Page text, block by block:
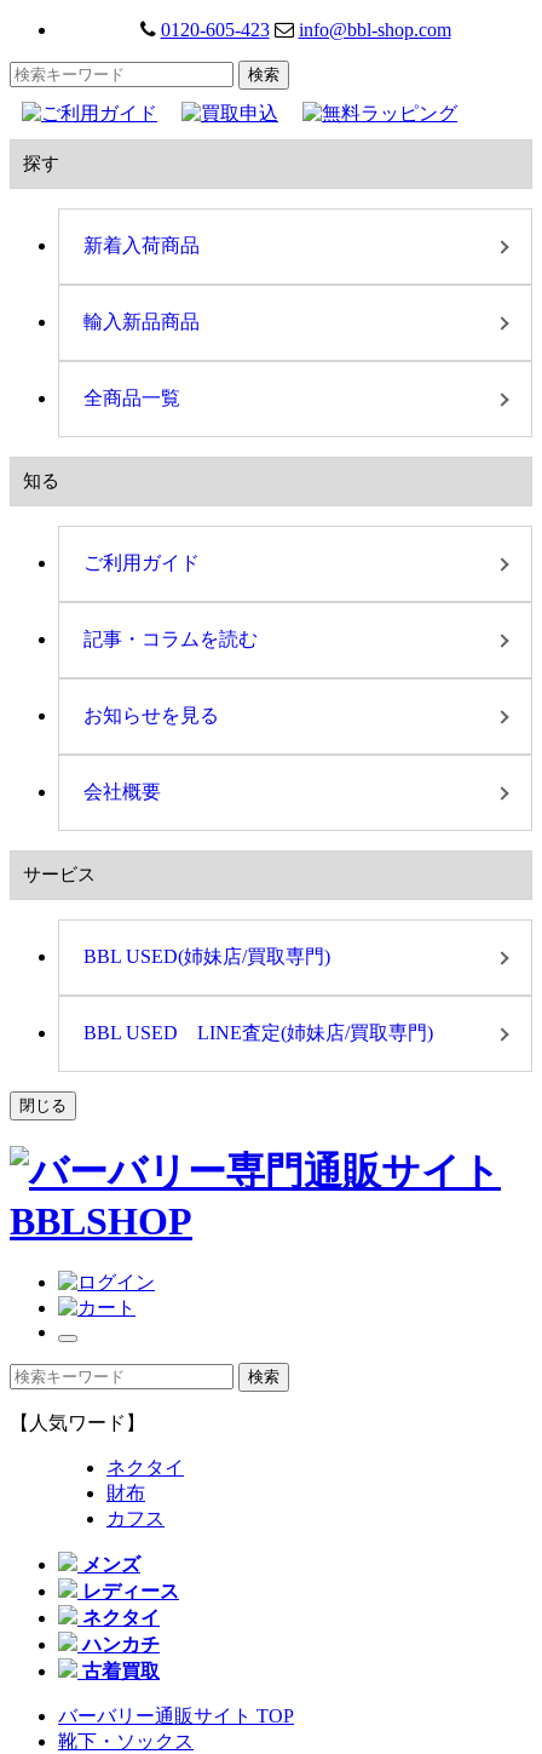
0120-605-423 info@bbl-shop.com
探す
新着入荷商品
輸入新品商品
全商品一覧
知る
ご利用ガイド
記事・コラムを読む
お知らせを見る
会社概要
サービス
BBL USED(姉妹店/買取専門)
BBL USED LINE査定(姉妹店/買取専門)
閉じる
【人気ワード】
ネクタイ
財布
カフス
メンズ
レディース
ネクタイ
ハンカチ
古着買取
バーバリー通販サイト TOP
靴下・ソックス